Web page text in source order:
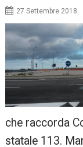
27 Settembre 2018
che raccorda
statale 113.